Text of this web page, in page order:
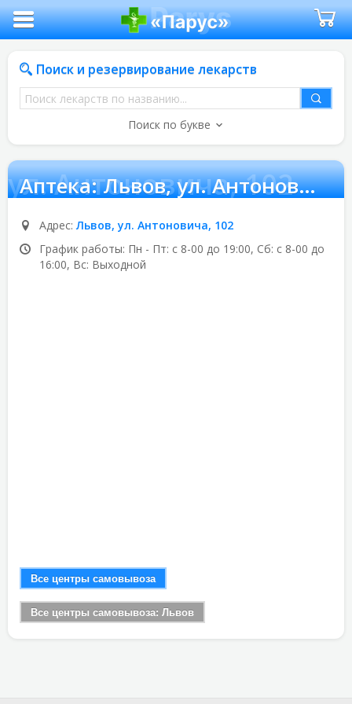
Поиск и резервирование лекарств
Поиск
лекарств
названию
Поиск по букве
Антоновича, 102
Аптека:Львов, ул. Антоновича, 102
Адрес:Львов, ул. Антоновича, 102
График работы: Пн - Пт: с 8-00 до 19:00, Сб: с 8-00 до
16:00, Вс: Выходной
Все центры самовывоза
Все центры самовывоза: Львов